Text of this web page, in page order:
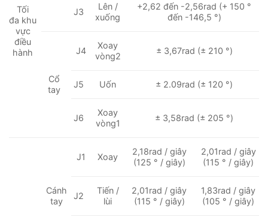
Tối
đa khu
vực
điều
hành
J3
Lên /
xuống
+2,62 đến -2,56rad (+ 150 °
đến -146,5 °)
Cổ
tay
J4
Xoay
vòng2
± 3,67rad (± 210 °)
J5 Uốn ± 2.09rad (± 120 °)
J6
Xoay
vòng1
± 3,58rad (± 205 °)
Cánh
tay
J1 Xoay
2,18rad / giây
(125 ° / giây)
2,01rad / giây
(115 ° / giây)
J2
Tiến /
lùi
2,01rad / giây
(115 ° / giây)
1,83rad / giây
(105 ° / giây)